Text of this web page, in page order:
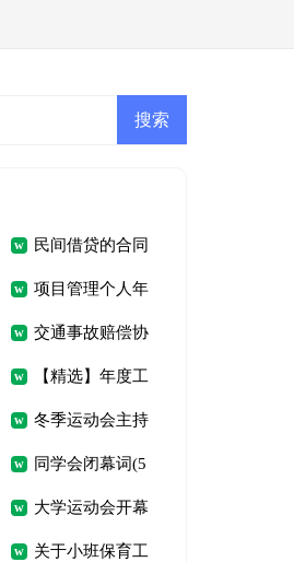
民间借贷的合同
12篇项目管理个人年
终总结交通事故赔偿协
议书15篇【精选】年度工
作计划4篇
冬季运动会主持
人开幕词
同学会闭幕词(5
篇) 大学运动会开幕
词(9篇)
关于小班保育工